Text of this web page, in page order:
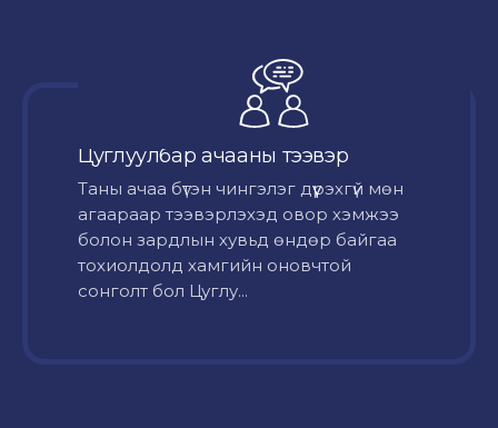
Цуглуулбар ачааны тээвэр
Таны ачаа бүтэн чингэлэг дүүрэхгүй мөн
агаараар тээвэрлэхэд овор хэмжээ
болон зардлын хувьд өндөр байгаа
тохиолдолд хамгийн оновчтой
сонголт бол Цуглу...